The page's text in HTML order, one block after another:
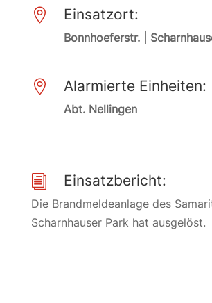
 Einsatzort:
Bonnhoeferstr. |
 Alarmierte Einheiten:
Abt. Nellingen
i Einsatzbericht:
Die Brandmeldeanlage des
Scharnhauser Park hat ausgelöst.